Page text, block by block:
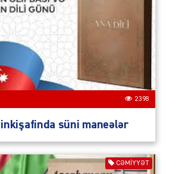
2398
süni maneələr
CƏMIYYƏT